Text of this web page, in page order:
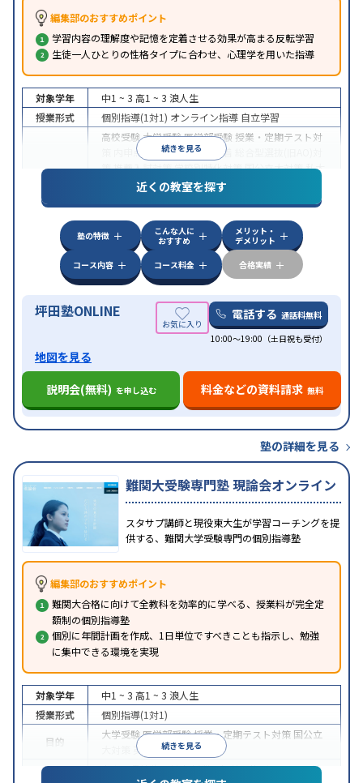
編集部のおすすめポイント
学習内容の理解度や記憶を定着させる効果が高まる反転学習
生徒一人ひとりの性格タイプに合わせ、心理学を用いた指導
続きを見る
対象学年 中1 ~ 3 高1 ~ 3 浪人生
授業形式
個別指導(1対1) オンライン指導 自立学習
高校受験大学受験医学部受験 授業・定期テスト対
内申点対策学習習慣の定着
策推薦入試対策学校別特化対策国公立大対策私大
共通テスト対策英検(英語検定)対策
その
特徴
中高一貫校生に対応授業の振替可能 不登校生に対
学習にPC・タブレットを利用オンライン対応
科目から受講可能季節講習のみの受講可発達障害
の子どもに対応
近くの教室を探す
塾の特徴
こんな人に
おすすめ
メリット・
デメリット
コース内容
コース料金 合格実績
坪田塾ONLINE 電話する 通話料無料
10:00～19:00（土日祝も受付）
地図を見る
説明会(無料) を申し込む 料金などの資料請求 無料
塾の詳細を見る
難関大受験専門塾 現論会オンライン
スタサプ講師と現役東大生が学習コーチングを提
供する、難関大学受験専門の個別指導塾
編集部のおすすめポイント
難関大合格に向けて全教科を効率的に学べる、授業料が完全定
額制の個別指導塾
個別に年間計画を作成、1日単位ですべきことも指示し、勉強
に集中できる環境を実現
続きを見る
対象学年 中1 ~ 3 高1 ~ 3 浪人生
授業形式
個別指導(1対1)
目的
大学受験医学部受験授業・定期テスト対策 国公立
英検(英語検定)対策
中高一貫校生に対応授業の振替可能オンライン対